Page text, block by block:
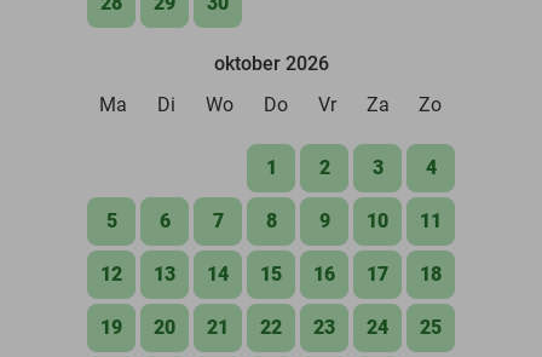
oktober 2026
Ma
Di Wo Do Vr Za Zo
1 2 3 4
5 6 7 8 9 10 11
12 13 14 15 16 17 18
19 20 21 22 23 24 25